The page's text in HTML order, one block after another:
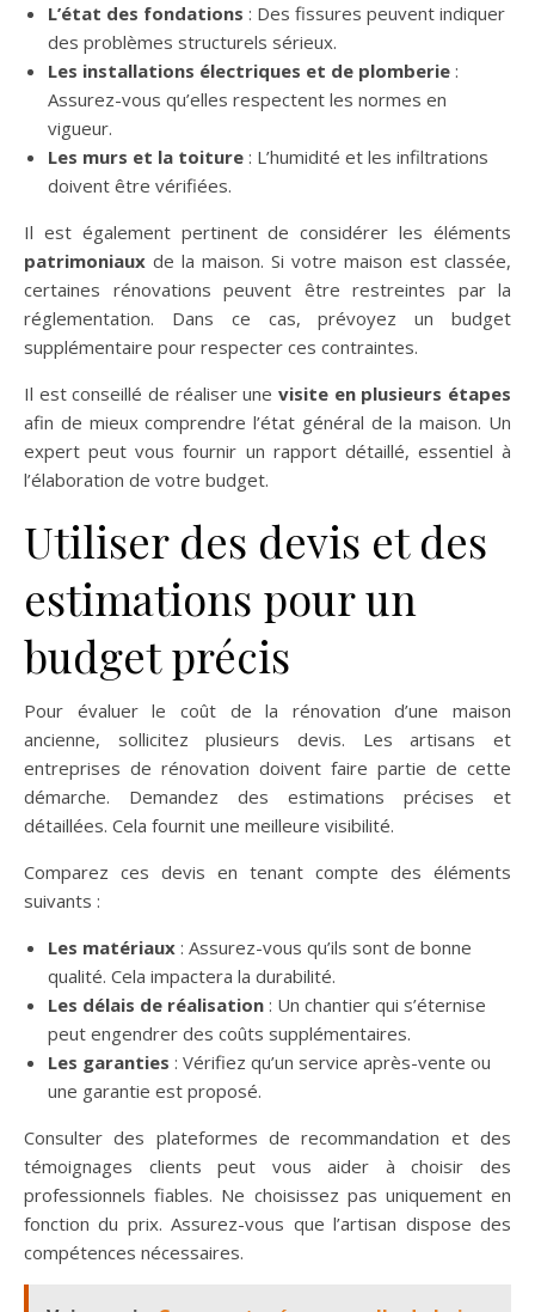
L’état des fondations : Des fissures peuvent indiquer
des problèmes structurels sérieux.
Les installations électriques et de plomberie :
Assurez-vous qu’elles respectent les normes en
vigueur.
Les murs et la toiture : L’humidité et les infiltrations
doivent être vérifiées.
Il est également pertinent de considérer les éléments
patrimoniaux de la maison. Si votre maison est classée,
certaines rénovations peuvent être restreintes par la
réglementation. Dans ce cas, prévoyez un budget
supplémentaire pour respecter ces contraintes.
Il est conseillé de réaliser une visite en plusieurs étapes
afin de mieux comprendre l’état général de la maison. Un
expert peut vous fournir un rapport détaillé, essentiel à
l’élaboration de votre budget.
Utiliser des devis et des
estimations pour un
budget précis
Pour évaluer le coût de la rénovation d’une maison
ancienne, sollicitez plusieurs devis. Les artisans et
entreprises de rénovation doivent faire partie de cette
démarche. Demandez des estimations précises et
détaillées. Cela fournit une meilleure visibilité.
Comparez ces devis en tenant compte des éléments
suivants :
Les matériaux : Assurez-vous qu’ils sont de bonne
qualité. Cela impactera la durabilité.
Les délais de réalisation : Un chantier qui s’éternise
peut engendrer des coûts supplémentaires.
Les garanties : Vérifiez qu’un service après-vente ou
une garantie est proposé.
Consulter des plateformes de recommandation et des
témoignages clients peut vous aider à choisir des
professionnels fiables. Ne choisissez pas uniquement en
fonction du prix. Assurez-vous que l’artisan dispose des
compétences nécessaires.